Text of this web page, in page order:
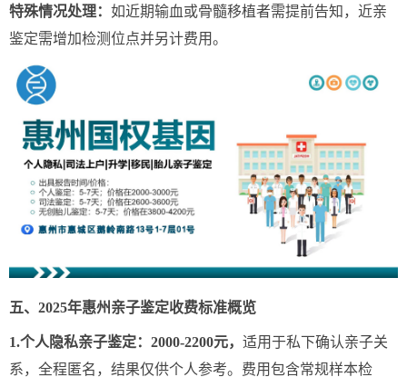
特殊情况处理： 如近期输血或骨髓移植者需提前告知，近亲
鉴定需增加检测位点并另计费用。
五、2025年惠州亲子鉴定收费标准概览
1.个人隐私亲子鉴定：2000-2200元， 适用于私下确认亲子关
系，全程匿名，结果仅供个人参考。费用包含常规样本检